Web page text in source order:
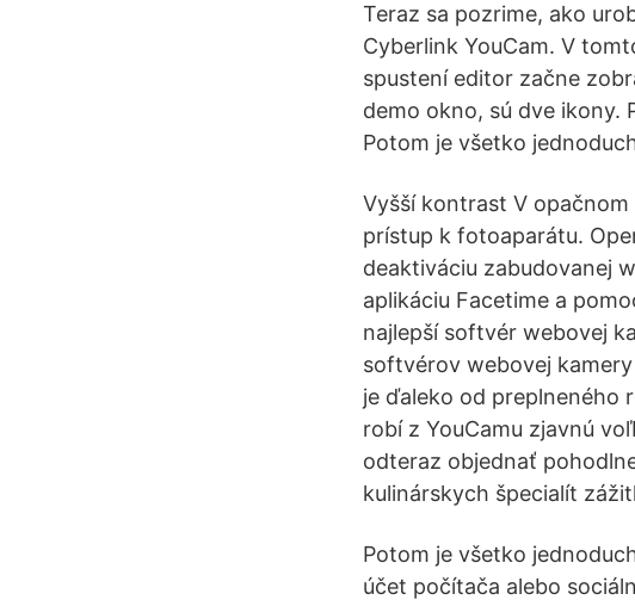
Teraz sa pozrime, ako
Cyberlink YouCam. V
spustení editor začne
demo okno, sú dve ikony.
Potom je všetko
Vyšší kontrast V
prístup k fotoaparátu.
deaktiváciu zabudovanej
aplikáciu Facetime a
najlepší softvér webovej
softvérov webovej
je ďaleko od preplneného
robí z YouCamu zjavnú
odteraz objednať
kulinárskych špecialít
Potom je všetko
účet počítača alebo